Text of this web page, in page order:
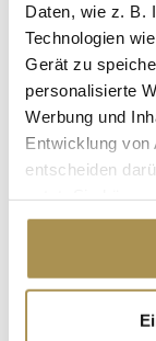
Daten, wie z. B.
Technologien
Gerät zu
personalisierte
Werbung und
Entwicklung von
entscheiden
Cookie-
Trigger Symbol